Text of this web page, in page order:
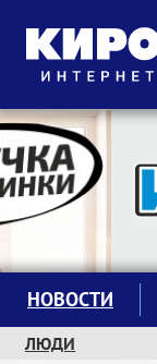
Следите за
НОВОСТИ
ЛЮДИ